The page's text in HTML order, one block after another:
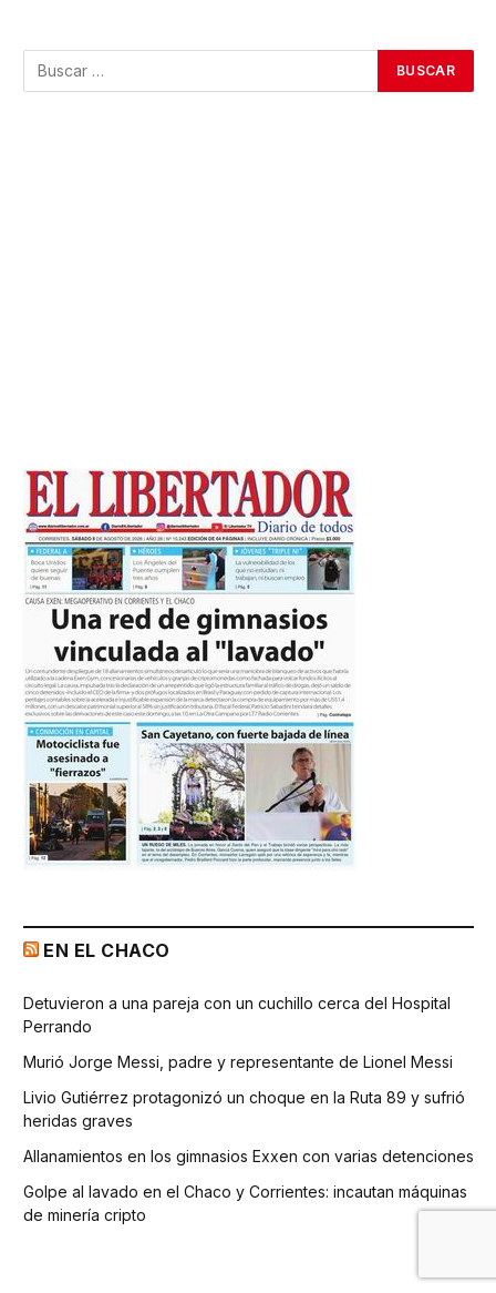
EN EL CHACO
Detuvieron a una pareja con un cuchillo cerca del Hospital
Perrando
Murió Jorge Messi, padre y representante de Lionel Messi
Livio Gutiérrez protagonizó un choque en la Ruta 89 y sufrió
heridas graves
Allanamientos en los gimnasios Exxen con varias detenciones
Golpe al lavado en el Chaco y Corrientes: incautan máquinas
de minería cripto